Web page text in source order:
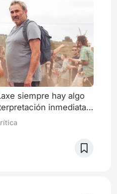
siempre hay algo
inmediata.
narrativas, parecen
hasta
al revés. Sirat, su